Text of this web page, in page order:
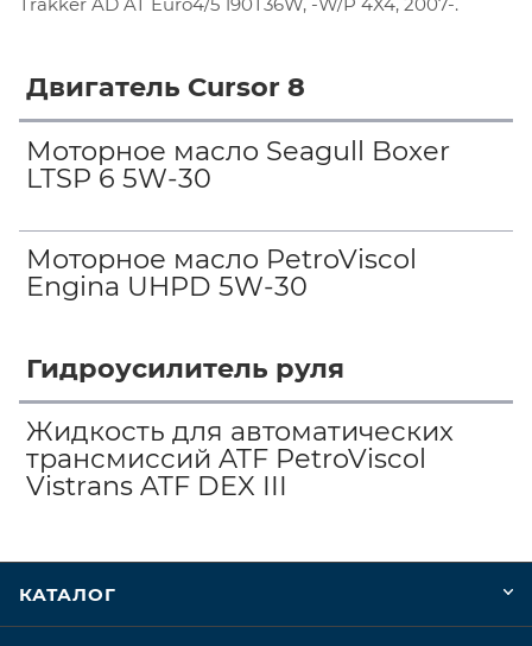
Trakker AD AT Euro4/5 190T36W, -W/P 4X4, 2007-.
Двигатель Cursor 8
Моторное масло Seagull Boxer
LTSP 6 5W-30
Моторное масло PetroViscol
Engina UHPD 5W-30
Гидроусилитель руля
Жидкость для автоматических
трансмиссий ATF PetroViscol
Vistrans ATF DEX III
КАТАЛОГ